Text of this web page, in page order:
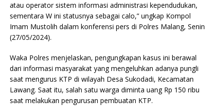
atau operator sistem informasi administrasi kependudukan,
sementara W ini statusnya sebagai calo,” ungkap Kompol
Imam Mustolih dalam konferensi pers di Polres Malang, Senin
(27/05/2024).
Waka Polres menjelaskan, pengungkapan kasus ini berawal
dari informasi masyarakat yang mengeluhkan adanya pungli
saat mengurus KTP di wilayah Desa Sukodadi, Kecamatan
Lawang. Saat itu, salah satu warga diminta uang Rp 150 ribu
saat melakukan pengurusan pembuatan KTP.